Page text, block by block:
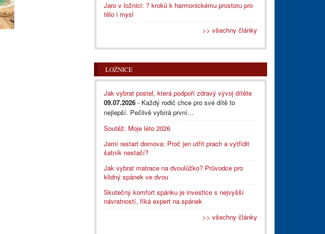
Jaro v ložnici: 7 kroků k harmonickému prostoru pro
tělo i mysl
>> všechny články
LOŽNICE
Jak vybrat postel, která podpoří zdravý vývoj dítěte
09.07.2026 - Každý rodič chce pro své dítě to
nejlepší. Pečlivě vybírá první...
Soutěž: Moje léto 2026
Jarní restart domova: Proč jen utřít prach a vytřídit
šatník nestačí?
Jak vybrat matrace na dvoulůžko? Průvodce pro
klidný spánek ve dvou
Skutečný komfort spánku je investice s nejvyšší
návratností, říká expert na spánek
>> všechny články